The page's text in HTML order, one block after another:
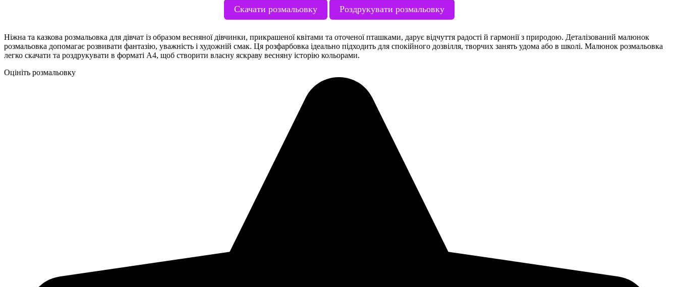
Скачати розмальовку Роздрукувати розмальовку
Ніжна та казкова розмальовка для дівчат із образом весняної дівчинки, прикрашеної квітами та оточеної пташками, дарує відчуття радості й гармонії з природою. Деталізований малюнок
розмальовка допомагає розвивати фантазію, уважність і художній смак. Ця розфарбовка ідеально підходить для спокійного дозвілля, творчих занять удома або в школі. Малюнок розмальовка
легко скачати та роздрукувати в форматі А4, щоб створити власну яскраву весняну історію кольорами.
Оцініть розмальовку